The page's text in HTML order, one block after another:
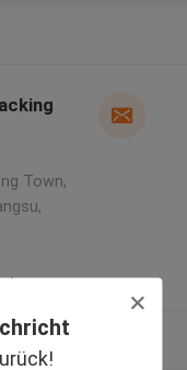
Town,